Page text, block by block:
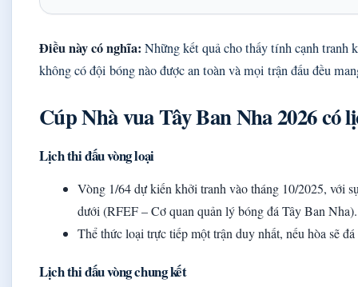
Điều này có nghĩa: Những kết quả cho thấy tính cạnh tranh
không có đội bóng nào được an toàn và mọi trận đấu đều
Cúp Nhà vua Tây Ban Nha 2026 có
Lịch thi đấu vòng loại
Vòng 1/64 dự kiến khởi tranh vào tháng 10/2025, với
dưới (RFEF – Cơ quan quản lý bóng đá Tây Ban Nha).
Thể thức loại trực tiếp một trận duy nhất, nếu hòa sẽ
Lịch thi đấu vòng chung kết